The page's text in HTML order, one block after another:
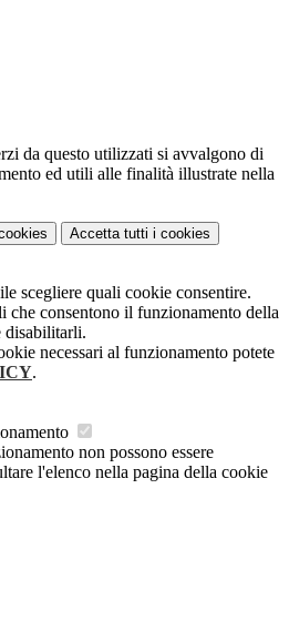
da questo utilizzati si avvalgono di
ed utili alle finalità illustrate nella
Accetta tutti i cookies
scegliere quali cookie consentire.
che consentono il funzionamento della
disabilitarli.
necessari al funzionamento potete
.
non possono essere
l'elenco nella pagina della cookie